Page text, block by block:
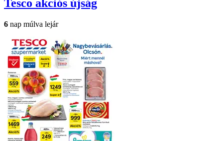
Tesco akciós újság
6 nap múlva lejár